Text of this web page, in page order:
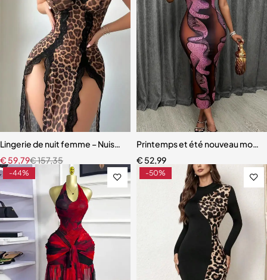
Lingerie de nuit femme – Nuisette léopard avec garniture en
€157,35
€ 59,79
Printemps et été nouveau
€ 52,99
-44% -50%